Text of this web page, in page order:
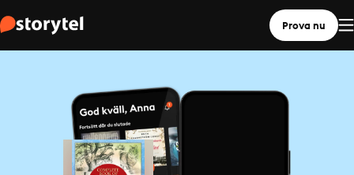
Prova nu